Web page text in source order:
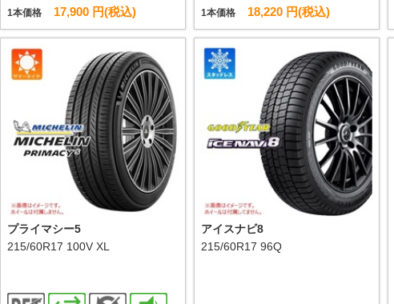
1本価格 17,900 円(税込) 1本価格 18,220 円(税込)
プライマシー5
215/60R17 100V XL
アイスナビ8
215/60R17 96Q